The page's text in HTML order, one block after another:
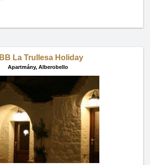
BB La Trullesa Holiday
Apartmány, Alberobello